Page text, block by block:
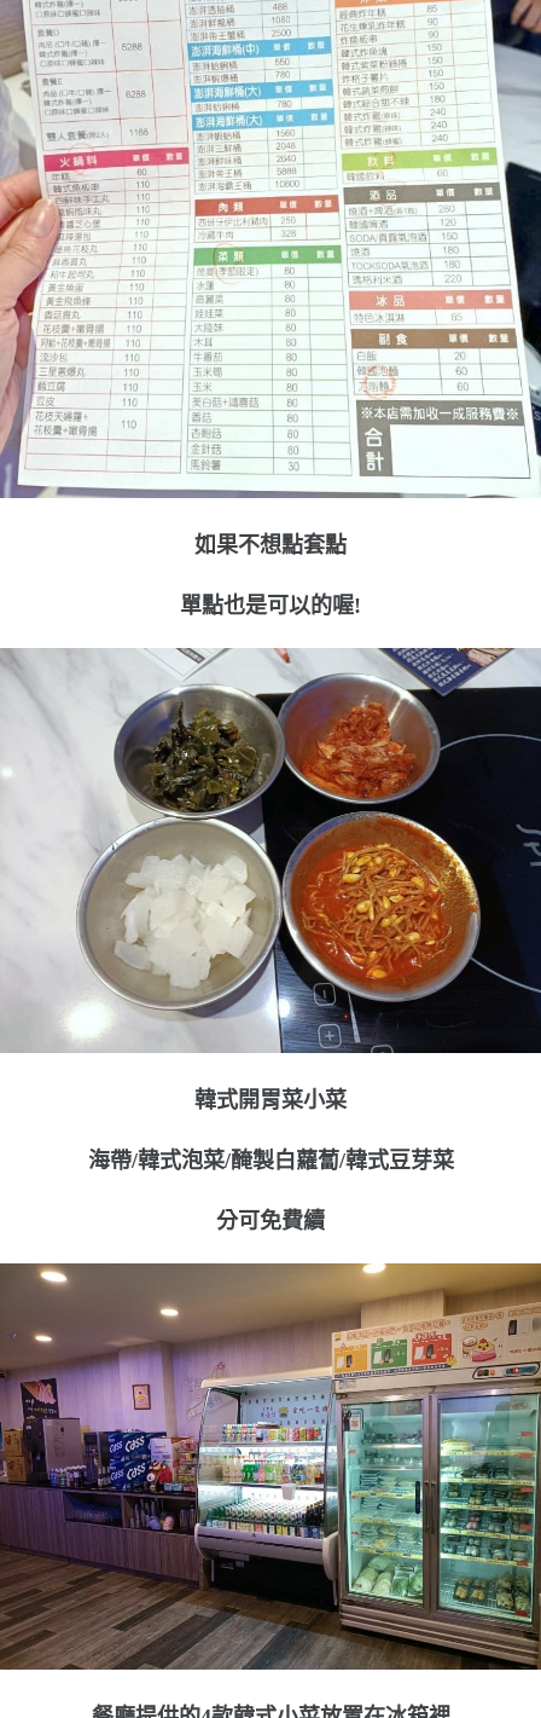
如果不想點套點
單點也是可以的喔!
韓式開胃菜小菜
海帶/韓式泡菜/醃製白蘿蔔/韓式豆芽菜
分可免費續